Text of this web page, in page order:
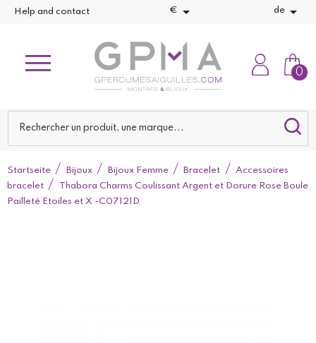
Help and contact €  de 
0
Startseite Bijoux Bijoux Femme Bracelet
Accessoires
bracelet
Thabora Charms Coulissant Argent et Dorure Rose Boule
Pailleté Etoiles et X -C07121D